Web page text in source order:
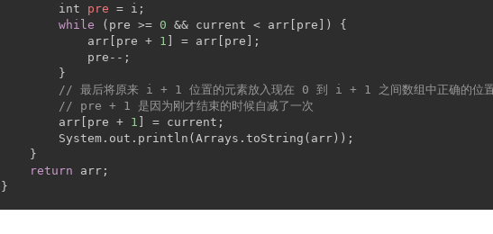
int
pre = i;
while (pre >= 0 && current < arr[pre]) {
            arr[pre +
1 ] = arr[pre];
            pre--;
        }
// 最后将原来 i + 1 位置的元素放入现在 0 到 i + 1 之间数组中正确的位
// pre + 1 是因为刚才结束的时候自减了一次
        arr[pre +
1 ] = current;
        System.out.println(Arrays.toString(arr));
    }
return arr;
}